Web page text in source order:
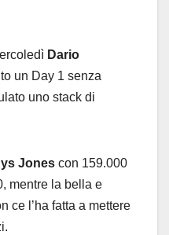
Dario
un Day 1 senza
uno stack di
Jones con 159.000
mentre la bella e
ce l’ha fatta a mettere